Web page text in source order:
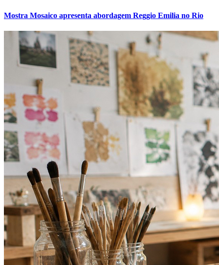
Juventude
Mostra Mosaico apresenta abordagem Reggio Emilia no Rio